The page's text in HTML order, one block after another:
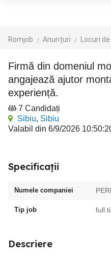
Romjob Anunțuri Locuri
Firmă din domeniul montajului de uși
angajează ajutor
experiență.
7 Candidați
Sibiu, Sibiu
Valabil din 6/9/2026
Specificații
Numele companiei
Tip job full
Descriere